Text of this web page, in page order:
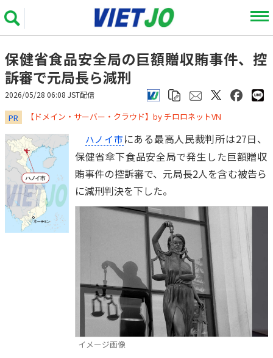
保健省食品安全局の巨額贈収賄事件、控
訴審で元局長ら減刑
2026/05/28 06:08 JST配信
PR ​​​​​​​【ドメイン・サーバー・クラウド】by チロロネットVN
ハノイ市にある最高人民裁判所は27日、
保健省傘下食品安全局で発生した巨額贈収
賄事件の控訴審で、元局長2人を含む被告ら
に減刑判決を下した。
イメージ画像